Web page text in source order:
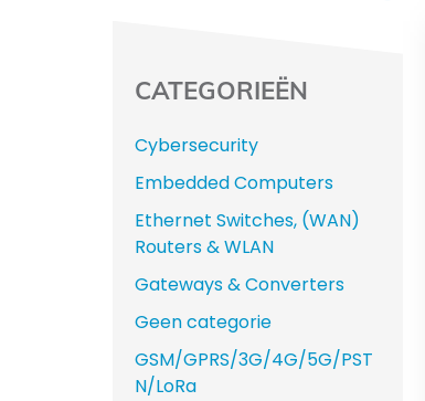
CATEGORIEËN
Cybersecurity
Embedded Computers
Ethernet Switches, (WAN)
Routers & WLAN
Gateways & Converters
Geen categorie
GSM/GPRS/3G/4G/5G/PST
N/LoRa